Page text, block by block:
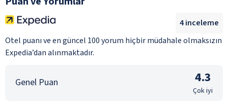
Otel puanı ve en güncel 100 yorum hiçbir müdahale olmaksızın
Expedia’dan alınmaktadır.
4inceleme
Genel Puan 4.3
Çok iyi